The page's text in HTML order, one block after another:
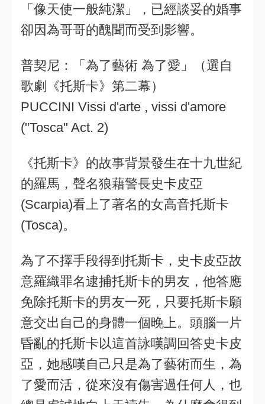
「像天使一般純潔」，已經談妥的婚事
卻因為哥哥的醜聞而受到影響。
普契尼：「為了藝術 為了愛」（選自
歌劇《托斯卡》第二幕）
PUCCINI Vissi d'arte , vissi d'amore
("Tosca" Act. 2)
《托斯卡》的故事背景發生在十九世紀
的羅馬，聲名狼藉警長史卡皮亞
(Scarpia)看上了著名的女高音托斯卡
(Tosca)。
為了不擇手段得到托斯卡，史卡皮亞故
意羅織罪名逮捕托斯卡的男友，他答應
免除托斯卡的男友一死，只要托斯卡願
意交出自己的身體一個晚上。頭腦一片
昏亂的托斯卡以這首詠嘆調回答史卡皮
亞，她感嘆自己只是為了藝術而生，為
了愛而活，從來沒有傷害過任何人，也